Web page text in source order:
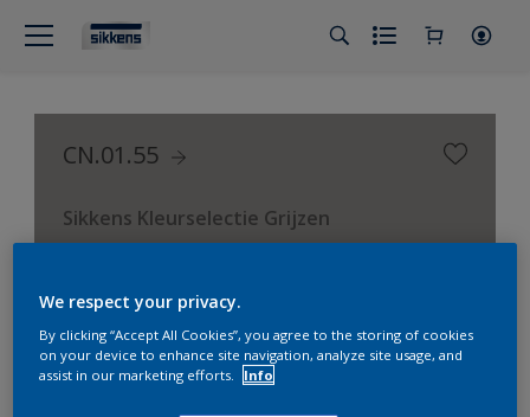
CN.01.55
Sikkens Kleurselectie Grijzen
We respect your privacy.
By clicking “Accept All Cookies”, you agree to the storing of cookies
on your device to enhance site navigation, analyze site usage, and
assist in our marketing efforts.
Info